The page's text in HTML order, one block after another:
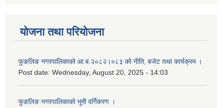
योजना तथा परियोजना
फुङलिङ नगरपालिकाको आ.ब.२०८२।०८३ को नीति‚ बजेट तथा कार्यक्रम ।
Post date: Wednesday, August 20, 2025 - 14:03
फुङलिङ नगरपालिकाको भूमी वर्गिकरण ।